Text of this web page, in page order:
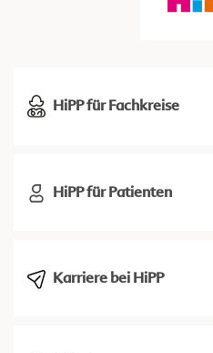
HiPP für Fachkreise
HiPP für Patienten
Karriere bei HiPP